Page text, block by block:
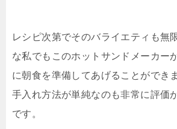
レシピ次第でそのバライエティも無
な私でもこのホットサンドメーカー
に朝食を準備してあげることができ
手入れ方法が単純なのも非常に評価
です。